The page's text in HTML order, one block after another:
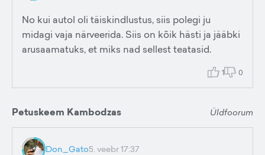
No kui autol oli täiskindlustus, siis polegi ju
midagi vaja närveerida. Siis on kõik hästi ja jääbki
arusaamatuks, et miks nad sellest teatasid.
1 0
Petuskeem Kambodzas Üldfoorum
Don_Gato5. veebr 17:37